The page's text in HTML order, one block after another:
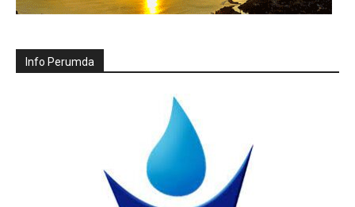
Info Perumda